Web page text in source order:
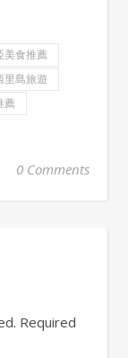
美食推薦
里島旅遊
薦
0 Comments
Required